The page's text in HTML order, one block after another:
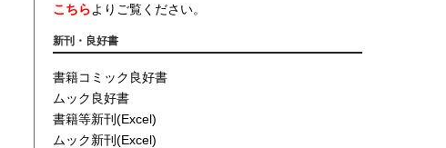
こちらよりご覧ください。
新刊・良好書
書籍コミック良好書
ムック良好書
書籍等新刊(Excel)
ムック新刊(Excel)